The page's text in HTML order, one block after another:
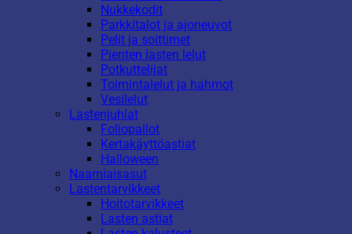
Nukkekodit
Parkkitalot ja ajoneuvot
Pelit ja soittimet
Pienten lasten lelut
Potkuttelijat
Toimintalelut ja hahmot
Vesilelut
Lastenjuhlat
Foliopallot
Kertakäyttöastiat
Halloween
Naamiaisasut
Lastentarvikkeet
Hoitotarvikkeet
Lasten astiat